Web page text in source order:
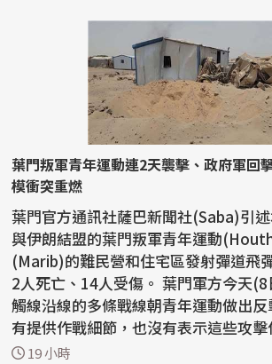
葉門叛軍青年運動連2天襲擊、政府軍回
模衝突重燃
葉門官方通訊社薩巴新聞社(Saba)引述
與伊朗結盟的葉門叛軍青年運動
(Marib)的難民營和住宅區發射彈道飛
2人死亡、14人受傷。 葉門軍方今天(8日)表示，已在接
觸線沿線的多條戰線朝青年運動做出
有提供作戰細節，也沒有表示這些攻
方表...
19 小時